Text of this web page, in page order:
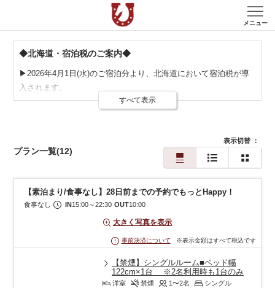
メニュー
◆北海道・宿泊税のご案内◆
▶2026年4月1日(水)のご宿泊分より、北海道において宿泊税が導
入されます。
フロントにて別途おひとり様あたり100円のお支払いをお願いい
宿泊税について詳しくは北海道のホームページをご覧ください。
https://www.pref.hokkaido.lg.jp/kz/kkd/230824.html
すべて表示
プラン一覧(12)
表示切替：
【素泊まり/食事なし】28日前までの予約でもっとHappy！
食事なし IN15:00～22:30 OUT10:00
大きく写真を表示
事前決済について ※表示金額はすべて税込です
【禁煙】シングルルーム■ベッド幅
122cm×1台 ※2名利用時も1台のみ
洋室 禁煙 1〜2名
シングル